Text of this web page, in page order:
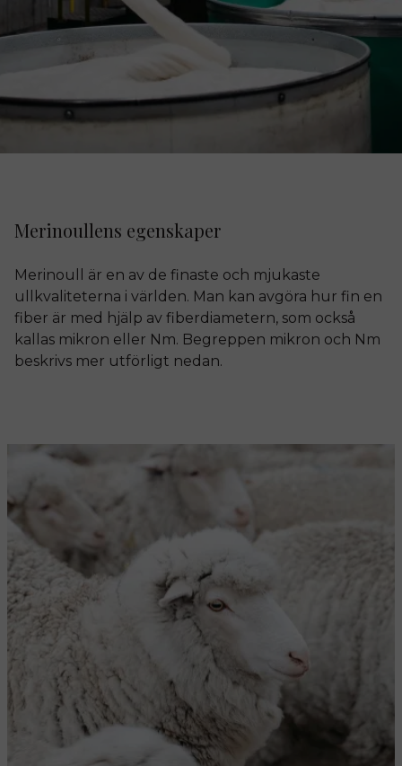
Merinoullens egenskaper
Merinoull är en av de finaste och mjukaste
ullkvaliteterna i världen. Man kan avgöra hur fin en
fiber är med hjälp av fiberdiametern, som också
kallas mikron eller Nm. Begreppen mikron och Nm
beskrivs mer utförligt nedan.